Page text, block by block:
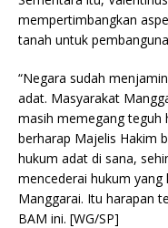
mempertimbangkan
tanah untuk
“Negara sudah
adat. Masyarakat
masih memegang teguh
berharap Majelis Hakim
hukum adat di sana,
mencederai hukum
Manggarai. Itu harapan
BAM ini. [WG/SP]